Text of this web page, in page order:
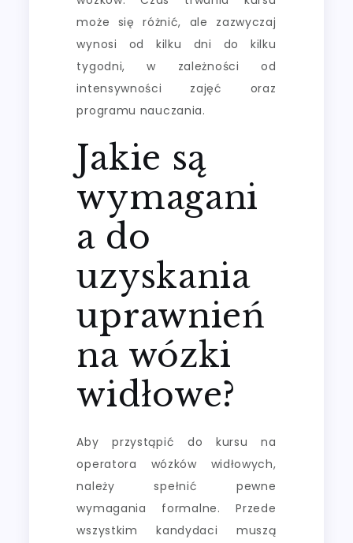
może się różnić, ale zazwyczaj
wynosi od kilku dni do kilku
tygodni, w zależności od
intensywności zajęć oraz
programu nauczania.
Jakie są
wymagani
a do
uzyskania
uprawnień
na wózki
widłowe?
Aby przystąpić do kursu na
operatora wózków widłowych,
należy spełnić pewne
wymagania formalne. Przede
wszystkim kandydaci muszą